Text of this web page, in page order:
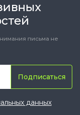
письма не
Подписаться
данных